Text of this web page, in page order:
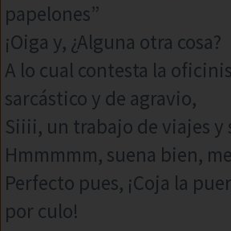
papelones”
¡Oiga y, ¿Alguna otra cosa?
A lo cual contesta la
sarcástico y de agravio,
Siiii, un trabajo de viajes y
Hmmmmm, suena bien,
Perfecto pues, ¡Coja la
por culo!